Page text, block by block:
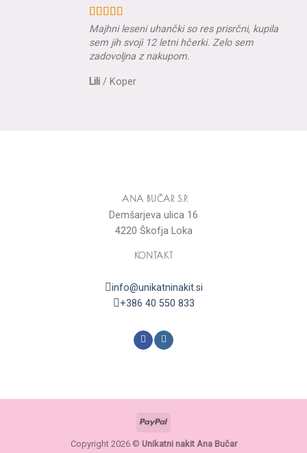
Majhni leseni uhančki so res prisrčni, kupila
sem jih svoji 12 letni hčerki. Zelo sem
zadovoljna z nakupom.
Lili /Koper
ANA BUČAR S.P.
Demšarjeva ulica 16
4220 Škofja Loka
KONTAKT
info@unikatninakit.si
+386 40 550 833
Copyright 2026 © Unikatni nakit Ana Bučar